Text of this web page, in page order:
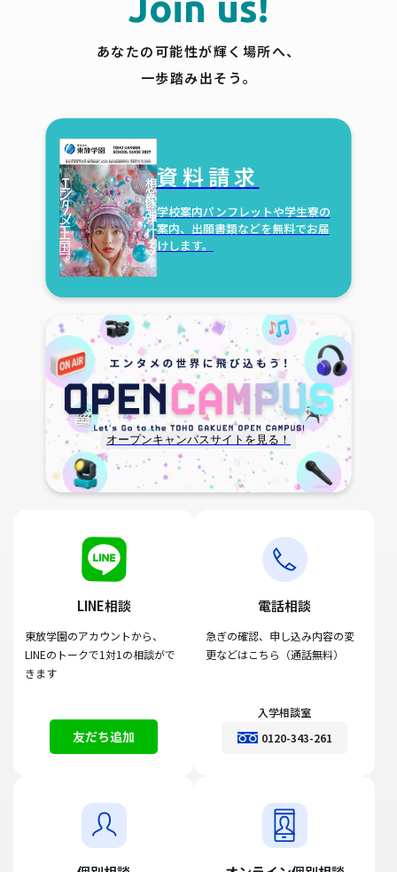
あなたの可能性が輝く場所へ、
一歩踏み出そう。
資料請求
学校案内パンフレットや学生寮の
案内、 出願書類などを無料でお届
けします。
オープンキャンパスサイトを見る！
LINE相談
東放学園のアカウントから、
LINEのトークで1対1の相談がで
きます
友だち追加
電話相談
急ぎの確認、申し込み内容の変
更などはこちら（通話無料）
入学相談室
0120-343-261